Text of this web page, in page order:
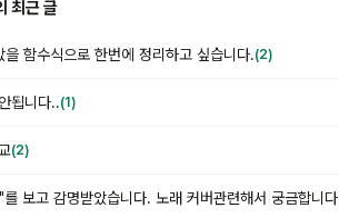
최근 글
함수식으로 한번에 정리하고 싶습니다.(2)
됩니다..(1)
(2)
보고 감명받았습니다. 노래 커버관련해서 궁금합니